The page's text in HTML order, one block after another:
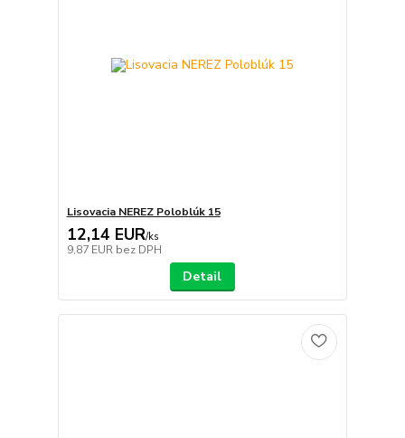
Lisovacia NEREZ Poloblúk 15
12,14 EUR/ks
9,87 EUR bez DPH
Detail